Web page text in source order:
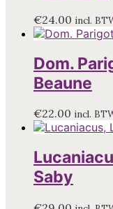
€24.00 incl.
Dom.
Beaune
€22.00 incl.
Saby